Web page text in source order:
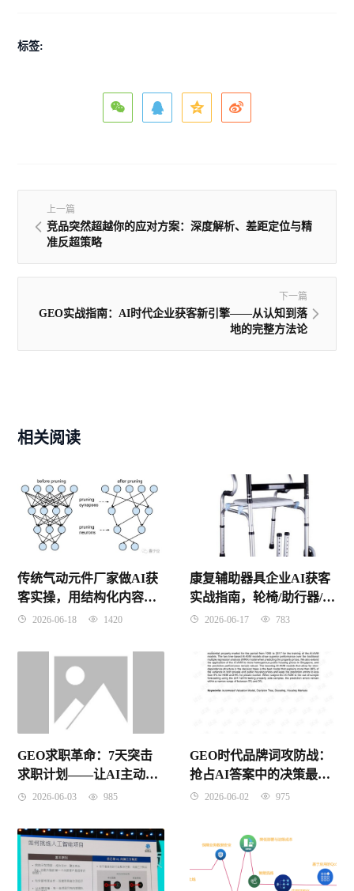
标签:
上一篇
竞品突然超越你的应对方案：深度解析、差距定位与精
准反超策略
下一篇
GEO实战指南：AI时代企业获客新引擎——从认知到落
地的完整方法论
相关阅读
传统气动元件厂家做AI获
客实操，用结构化内容让
客户主动搜到你，零基础
2026-06-18 1420
康复辅助器具企业AI获客
实战指南，轮椅/助行器/假
肢的AI采购商开发全流程
2026-06-17 783
GEO求职革命：7天突击
求职计划——让AI主动推
荐你，从准备到入职的全
2026-06-03 985
GEO时代品牌词攻防战：
抢占AI答案中的决策最后
一环2026-06-02 975